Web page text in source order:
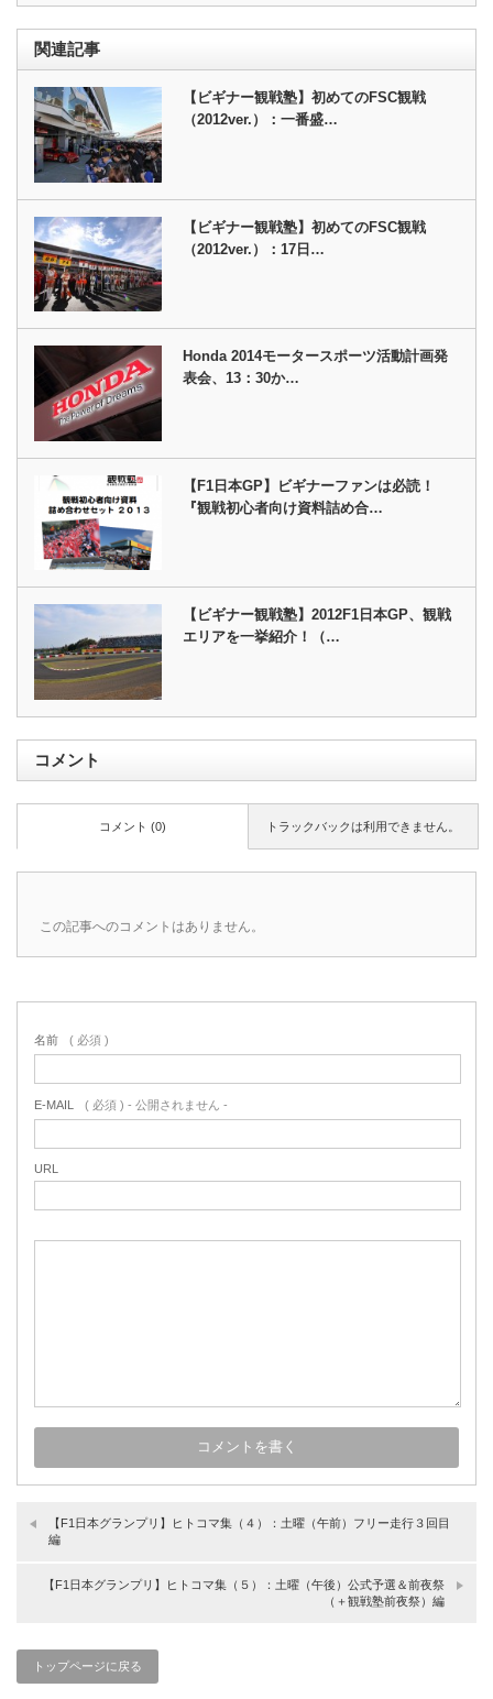
関連記事
【ビギナー観戦塾】初めてのFSC観戦
（2012ver.）：一番盛…
【ビギナー観戦塾】初めてのFSC観戦
（2012ver.）：17日…
Honda 2014モータースポーツ活動計画発
表会、13：30か…
【F1日本GP】ビギナーファンは必読！
『観戦初心者向け資料詰め合…
【ビギナー観戦塾】2012F1日本GP、観戦
エリアを一挙紹介！（…
コメント
トラックバックは利用できません。
コメント (0)
この記事へのコメントはありません。
名前 ( 必須 )
E-MAIL ( 必須 ) - 公開されません -
URL
【F1日本グランプリ】ヒトコマ集（４）：土曜（午前）フリー走行３回目
編
【F1日本グランプリ】ヒトコマ集（５）：土曜（午後）公式予選＆前夜祭
（＋観戦塾前夜祭）編
トップページに戻る